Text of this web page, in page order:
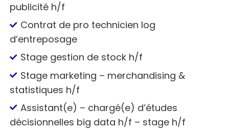
publicité h/f
Contrat de pro technicien log
d’entreposage
Stage gestion de stock h/f
Stage marketing – merchandising &
statistiques h/f
Assistant(e) – chargé(e) d’études
décisionnelles big data h/f – stage h/f